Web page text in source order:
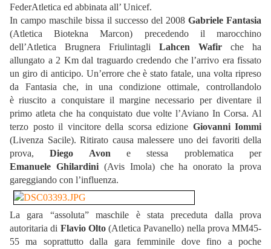
FederAtletica ed abbinata all’ Unicef.
In campo maschile bissa il successo del 2008 Gabriele Fantasia
(Atletica Biotekna Marcon) precedendo il marocchino
dell’Atletica Brugnera Friulintagli Lahcen Wafir che ha
allungato a 2 Km dal traguardo credendo che l’arrivo era fissato
un giro di anticipo. Un’errore che è stato fatale, una volta ripreso
da Fantasia che, in una condizione ottimale, controllandolo
èriuscito a conquistare il marginenecessario per diventare il
primo atleta che ha conquistato due voltel’Aviano In Corsa. Al
terzo posto il vincitore della scorsa edizione Giovanni Iommi
(Livenza Sacile). Ritirato causa malessere uno dei favoriti della
prova,Diego Avon e stessa problematica per
Emanuele Ghilardini(Avis Imola) che ha onorato la prova
gareggiando con l’influenza.
La gara “assoluta” maschile è stata preceduta dalla prova
autoritaria di Flavio Olto(Atletica Pavanello) nella prova MM45-
55 ma soprattutto dalla gara femminile dove fino a poche